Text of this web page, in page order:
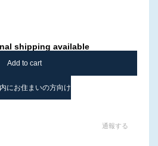
shipping available
Add to cart
にお住まいの方向け
通報する